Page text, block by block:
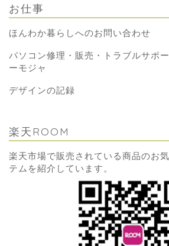
お仕事
ほんわか暮らしへのお問い合わせ
パソコン修理・販売・トラブルサポ
ーモジャ
デザインの記録
楽天ROOM
楽天市場で販売されている商品のお
テムを紹介しています。